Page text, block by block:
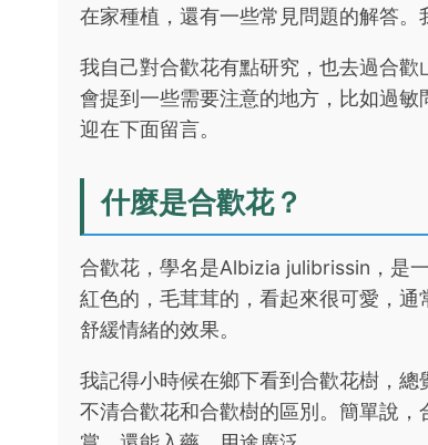
在家種植，還有一些常見問題的解答。
我自己對合歡花有點研究，也去過合
會提到一些需要注意的地方，比如過
迎在下面留言。
什麼是合歡花？
合歡花，學名是Albizia julibrissin，是
紅色的，毛茸茸的，看起來很可愛，
舒緩情緒的效果。
我記得小時候在鄉下看到合歡花樹，
不清合歡花和合歡樹的區別。簡單說